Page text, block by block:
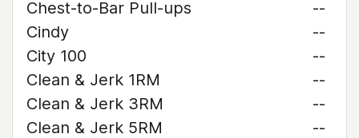
Chest-to-Bar Pull-ups
--
Cindy
--
City 100
--
Clean & Jerk 1RM
--
Clean & Jerk 3RM
--
Clean & Jerk 5RM
--